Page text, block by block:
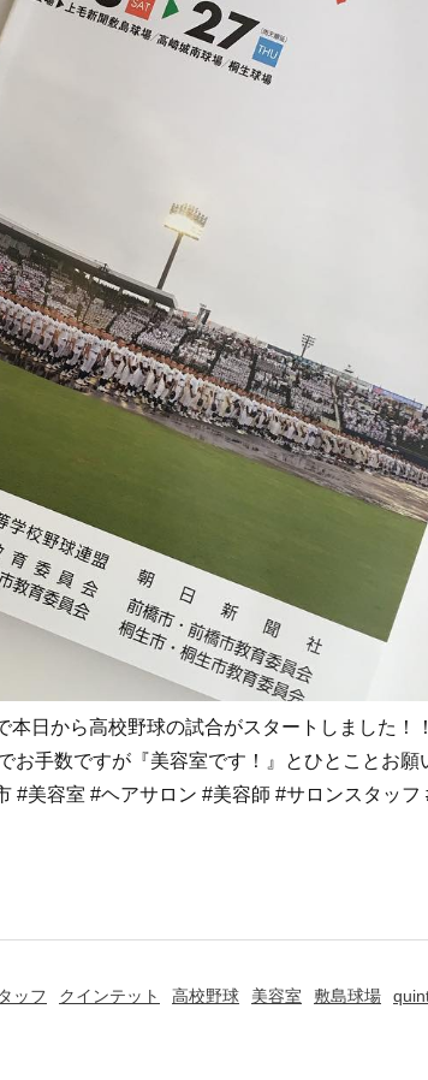
日から高校野球️の試合がスタートしました！
お手数ですが『美容室です！』とひとことお願
#美容室 #ヘアサロン #美容師 #サロンスタッフ
ッフ クインテット 高校野球 美容室 敷島球場